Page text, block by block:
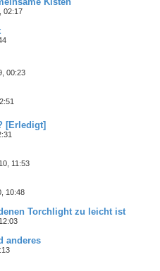
02:17
00:23
[Erledigt]
11:53
10:48
Torchlight zu leicht ist
anderes